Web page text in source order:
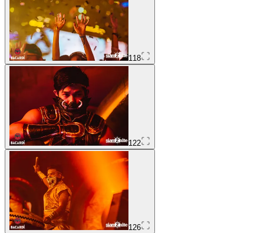
118
122
126